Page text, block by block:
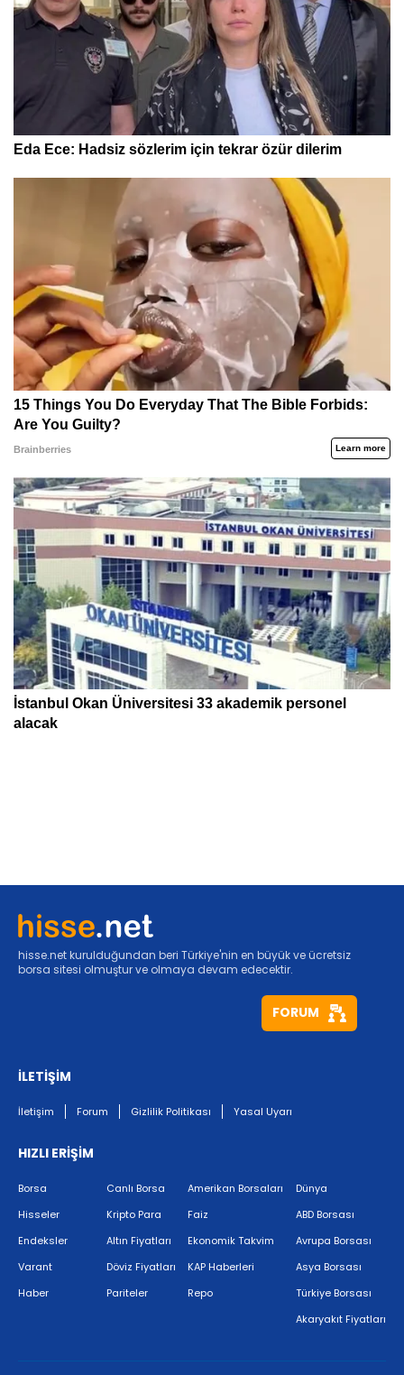
hisse.net kurulduğundan beri Türkiye'nin en büyük ve ücretsiz
borsa sitesi olmuştur ve olmaya devam edecektir.
FORUM
İLETİŞİM
İletişim Forum Gizlilik Politikası Yasal Uyarı
HIZLI ERİŞİM
Borsa
Hisseler
Endeksler
Varant
Haber
Canlı Borsa
Kripto Para
Altın Fiyatları
Döviz Fiyatları
Pariteler
Amerikan Borsaları
Faiz
Ekonomik Takvim
KAP Haberleri
Repo
Dünya
ABD Borsası
Avrupa Borsası
Asya Borsası
Türkiye Borsası
Akaryakıt Fiyatları